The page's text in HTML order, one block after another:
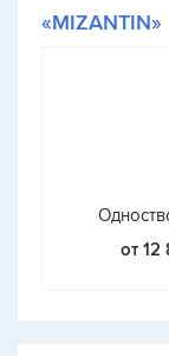
«MIZANTIN»
от 12